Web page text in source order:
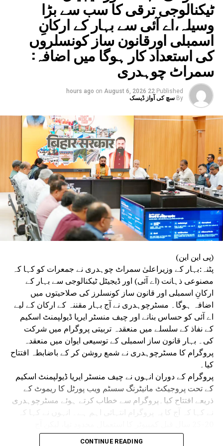
10 لاکھ روپے کی رقم منظور
DON'T MISS
بہار میں65.6لاکھ ووٹروں کےکٹے نام
ٹیکنالوجی ترقی کا سب سے بڑا
وسیلہ،اے آئی سے بہار کے ارکانِ
اسمبلی اورقانون ساز کونسلروں
کی استعداد کار ہوگا میں اضافہ:
سمراٹ چوہدری
Published
22 hours ago
on August 6, 2026
By سچ کی آواز ڈیسک
(پی این این)
پٹنہ:بہار کے وزیراعلیٰ سمراٹ چوہدری نے جمعرات کو کہا کہ
مصنوعی ذہانت (اے آئی) اور ڈیجیٹل ٹیکنالوجی سے بہار کے
ارکانِ اسمبلی اور قانون ساز کونسلرز کی صلاحیتوں میں
اضافہ ہوگا۔ مسٹرچوہدری نے آج بہار مقننہ کے ارکان کے لیے
اے آئی کو حساس بنانے اور چیف منسٹر ایریا ڈیولپمنٹ اسکیم
کے نفاذ کے سلسلے میں منعقدہ تربیتی پروگرام میں شرکت
کی۔ بہار قانون ساز اسمبلی کے توسیعی ایوان میں منعقدہ
پروگرام کا مسٹرچوہدری نے شمع روشن کر کے باضابطہ افتتاح
کیا۔
پروگرام کے دوران انہوں نے چیف منسٹر ایریا ڈیولپمنٹ اسکیم
کے تحت پروجیکٹ مانیٹرنگ سسٹم ویب پورٹل کا ریموٹ کے
ذریعے افتتاح کیا۔پروگرام سے خطاب کرتے ہوئے مسٹرچوہدری
مصنوعی ذہانت اور ڈیجیٹل ٹیکنالوجی حکومت، انتظامیہ اور
CONTINUE READING